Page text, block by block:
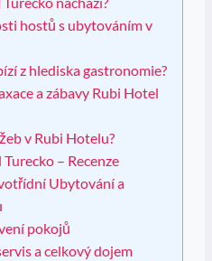
hostů s ubytováním v
z hlediska gastronomie?
a zábavy Rubi Hotel
v Rubi Hotelu?
– Recenze
Ubytování a
pokojů
a celkový dojem